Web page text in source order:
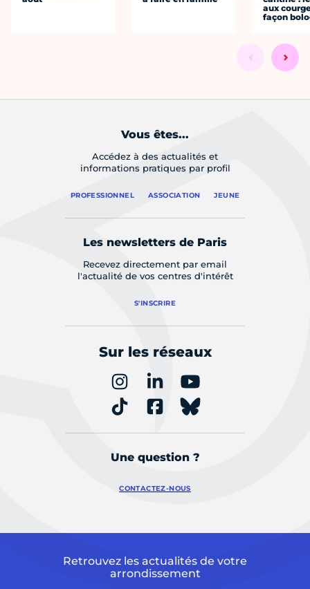
aux
façon
Vous êtes...
Accédez à des actualités et
informations pratiques par profil
PROFESSIONNEL ASSOCIATION JEUNE
Les newsletters de Paris
Recevez directement par email
l'actualité de vos centres d'intérêt
S'INSCRIRE
Sur les réseaux
Une question ?
CONTACTEZ-NOUS
Retrouvez les actualités de votre
arrondissement